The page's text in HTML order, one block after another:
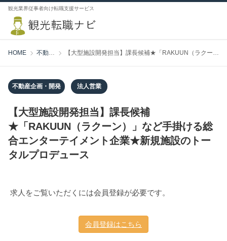
観光業界従事者向け転職支援サービス
HOME 不動産企画・開発 【大型施設開発担当】課長候補★「RAKUUN（ラクーン）」など手掛ける総合エンターテイメント企業★新規施設のトータルプロデュース
不動産企画・開発 法人営業
【大型施設開発担当】課長候補
★「RAKUUN（ラクーン）」など手掛ける総
合エンターテイメント企業★新規施設のトー
タルプロデュース
求人をご覧いただくには会員登録が必要です。
会員登録はこちら